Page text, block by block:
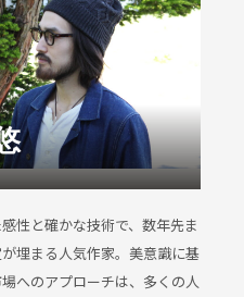
性と確かな技術で、数年先ま
埋まる人気作家。美意識に基
へのアプローチは、多くの人